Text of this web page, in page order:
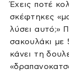
Έχεις ποτέ
σκέφτηκες
λύσει αυτό;»
σακουλάκι με
κάνει τη